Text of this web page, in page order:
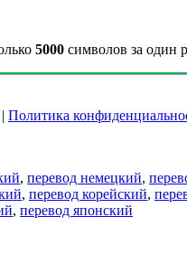
5000 символов за один
| Политика
, перевод немецкий,
, перевод корейский,
, перевод японский